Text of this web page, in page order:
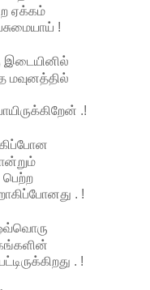
ஏக்கம்
!
இடையினில்
.!
. !
. !